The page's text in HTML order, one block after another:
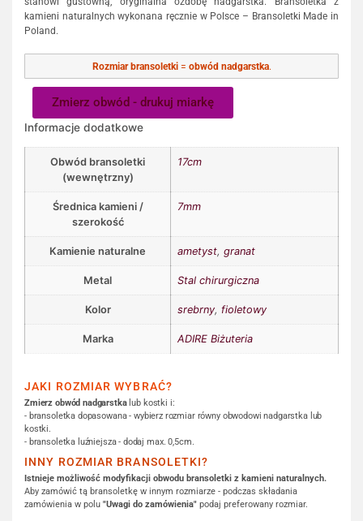
kamieni naturalnych wykonana ręcznie w Polsce – Bransoletki Made in
Poland.
Rozmiar bransoletki= obwód nadgarstka.
Zmierz obwód - drukuj miarkę
Informacje dodatkowe
Obwód bransoletki
(wewnętrzny)
17cm
Średnica kamieni /
szerokość
7mm
Kamienie naturalne ametyst, granat
Metal Stal chirurgiczna
Kolor srebrny, fioletowy
Marka ADIRE Biżuteria
JAKI ROZMIAR WYBRAĆ?
Zmierz obwód nadgarstkalub kostki i:
- bransoletka dopasowana - wybierz rozmiar równy obwodowi nadgarstka lub
kostki.
- bransoletka luźniejsza - dodaj max. 0,5cm.
INNY ROZMIAR BRANSOLETKI?
Istnieje możliwość modyfikacji obwodu bransoletki z kamieni naturalnych.
Aby zamówić tą bransoletkę w innym rozmiarze - podczas składania
zamówienia w polu "Uwagi do zamówienia" podaj preferowany rozmiar.